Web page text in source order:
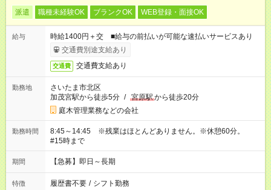
派遣 職種未経験OK ブランクOK WEB登録・面接OK
給与
時給1400円＋交 ■給与の前払いが可能な速払いサービスあり
交通費別途支給あり
交通費 交通費支給あり
勤務地
さいたま市北区
加茂宮駅から徒歩5分 / 宮原駅から徒歩20分
庭木管理業務などの会社
勤務時間
8:45～14:45 ※残業はほとんどありません。※休憩60分。
#15時まで
期間 【急募】即日～長期
特徴 履歴書不要 / シフト勤務